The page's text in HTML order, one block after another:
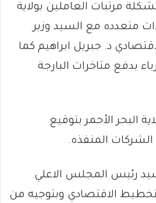
مرتبات العاملين بولاية
متعدده مع السيد وزير
د. جبريل ابراهيم كما
بدفع متاخرات البارجة
البحر الأحمر بتوقيع
الشركات المنفذه.
رئيس المجلس الاعلي
الاقتصادي وبتوجيه من